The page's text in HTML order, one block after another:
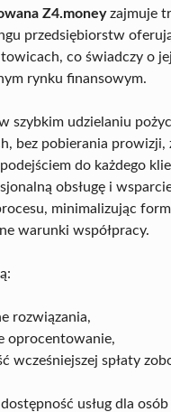
Z4.moneyzajmuje
przedsiębiorstw
co świadczy o
rynku finansowym.
szybkim udzielaniu
bez pobierania prowizji,
do każdego
obsługę i
minimalizując
warunki współpracy.
rozwiązania,
oprocentowanie,
wcześniejszej spłaty
usług dla osób